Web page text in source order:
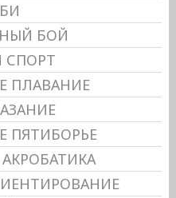
БОЙ
СПОРТ
ПЛАВАНИЕ
ПЯТИБОРЬЕ